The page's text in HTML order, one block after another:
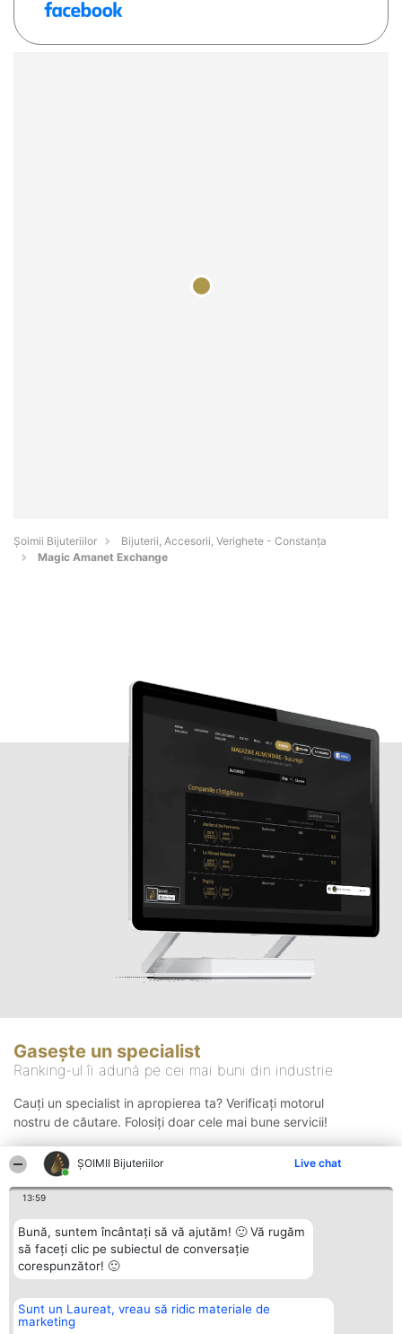
ŞOIMII Bijuteriilor Live chat
13:59
Bună, suntem încântați să vă ajutăm! 🙂 Vă rugăm
să faceți clic pe subiectul de conversație
corespunzător! 🙂
Sunt un Laureat, vreau să ridic materiale de
marketing
Şoimii Bijuteriilor
Bijuterii, Accesorii, Verighete - Constanţa
Magic Amanet Exchange
Gasește un specialist
Ranking-ul îi adună pe cei mai buni din industrie
Cauți un specialist in apropierea ta? Verificați motorul
nostru de căutare. Folosiți doar cele mai bune servicii!
Organizator Ranking
BRIGHT SOLUTIONS BR SRL
Plebiscyt Contact